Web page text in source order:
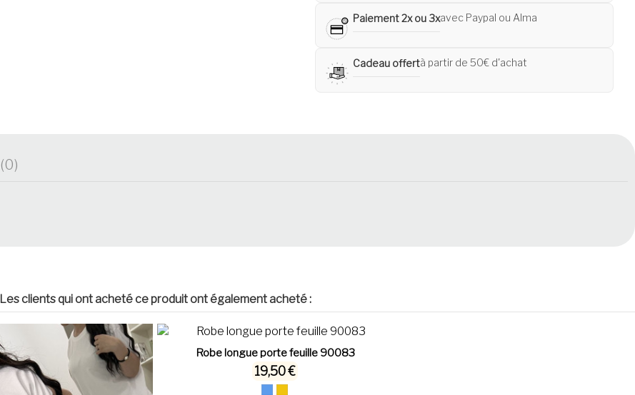
Paiement 2x ou 3xavec Paypal ou Alma
Cadeau offertà partir de 50€ d'achat
(0)
Les clients qui ont acheté ce produit ont également acheté :
Robe longue porte feuille 90083
19,50 €